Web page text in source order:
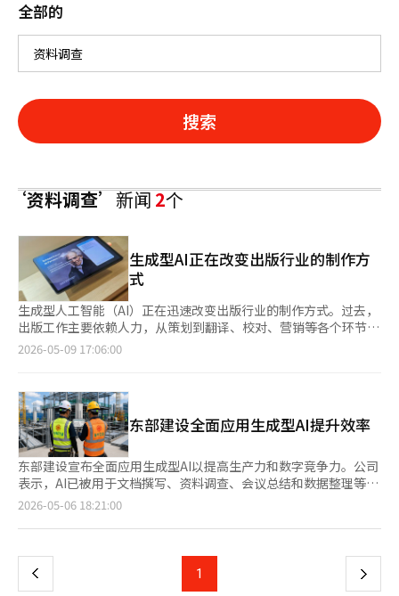
全部的
搜索
‘资料调查’新闻2个
生成型AI正在改变出版行业的制作方
式
生成型人工智能（AI）正在迅速改变出版行业的制作方式。过去，
出版工作主要依赖人力，从策划到翻译、校对、营销等各个环节，
而现在，随着AI基础的自动化和协作结构的重组，行业的变化正在
用生成型AI进行内容制作的过程正在迅速变化。AI的应用已超越简
单的句子生成，广泛应用于资料调查、初稿撰写、翻译、校对、摘
要、宣传文案制作等出版制作的各个环节。 尤其是，随着社会热
点或特定事件发生后相关书籍迅速出版的案例增多，AI的应用潜力
引起了更多关注。过去，收集相关资料和整理稿件需要相当长的时
间，但现在通过AI，资料整理和初稿撰写的速度大大缩短。 分析认
为，生成型AI正在加剧出版制作的速度竞争。一些电子书和实用书
籍从策划到出版的时间大幅缩短，尤其是在电子书和网络小说市
场，快速的制作周期和内容供应速度变得愈加重要，AI的应用也随
近，基于生成型AI的翻译质量迅速提高，海外书籍在国内出版的速
度也随之加快。过去，专业翻译和校对工作需要数月时间，而现
2026-05-09 17:06:00
东部建设全面应用生成型AI提升效率
东部建设宣布全面应用生成型AI以提高生产力和数字竞争力。公司
表示，AI已被用于文档撰写、资料调查、会议总结和数据整理等日
常工作，并计划扩展至施工现场支持和内部数据系统建设。自去年
告、会议总结、信息检索和数据分析，旨在减少重复性工作负担，
如报告草案撰写、安全检查清单整理、资料分类和多国员工沟通支
持，提升现场工作效率。公司视生成型AI为数字化转型的基础，计
2026-05-06 18:21:00
上
页
1 下